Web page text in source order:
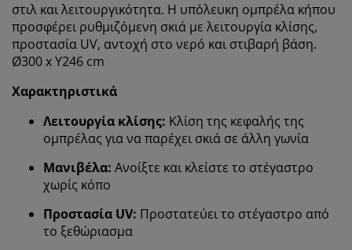
στιλ και λειτουργικότητα. Η υπόλευκη ομπρέλα κήπου
προσφέρει ρυθμιζόμενη σκιά με λειτουργία κλίσης,
προστασία UV, αντοχή στο νερό και στιβαρή βάση.
Ø300 x Y246 cm
Χαρακτηριστικά
Λειτουργία κλίσης: Κλίση της κεφαλής της
ομπρέλας για να παρέχει σκιά σε άλλη γωνία
Μανιβέλα: Ανοίξτε και κλείστε το στέγαστρο
χωρίς κόπο
Προστασία UV: Προστατεύει το στέγαστρο από
το ξεθώριασμα